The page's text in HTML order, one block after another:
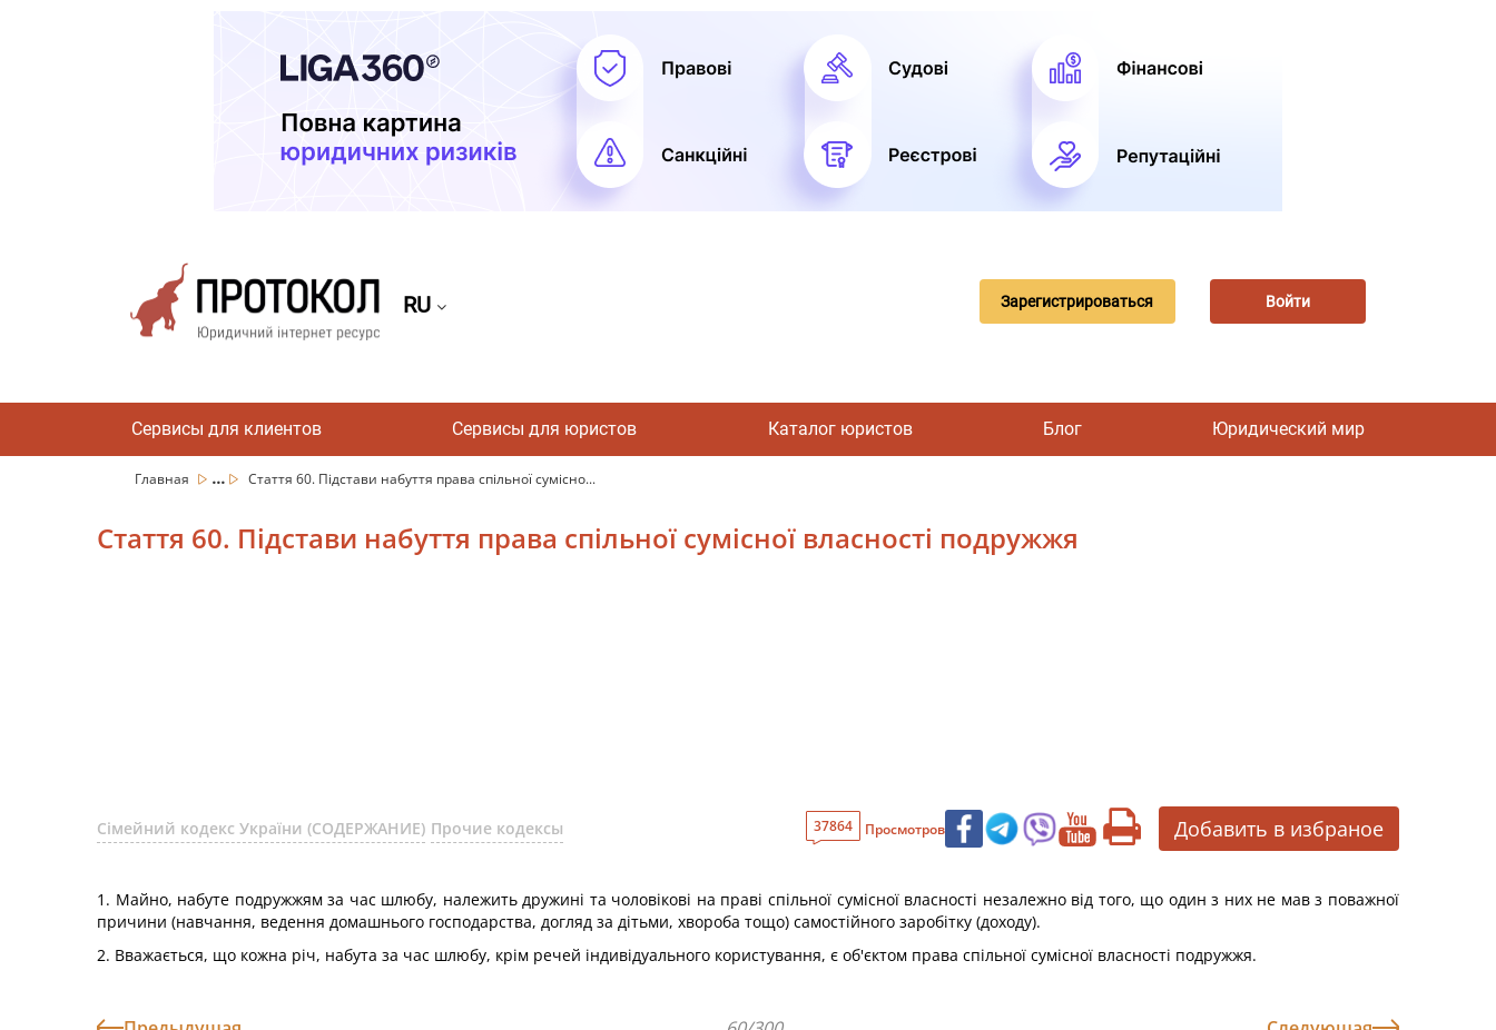
RU Зарегистрироваться Войти
Сервисы для клиентов Сервисы для юристов Каталог юристов Блог Юридический мир
Главная ... Стаття 60. Підстави набуття права спільної сумісно...
Стаття 60. Підстави набуття права спільної сумісної власності подружжя
Сімейний кодекс України (СОДЕРЖАНИЕ) Прочие кодексы 37864 Просмотров Добавить в избраное
1. Майно, набуте подружжям за час шлюбу, належить дружині та чоловікові на праві спільної сумісної власності незалежно від того, що один з них не мав з поважної
причини (навчання, ведення домашнього господарства, догляд за дітьми, хвороба тощо) самостійного заробітку (доходу).
2. Вважається, що кожна річ, набута за час шлюбу, крім речей індивідуального користування, є об'єктом права спільної сумісної власності подружжя.